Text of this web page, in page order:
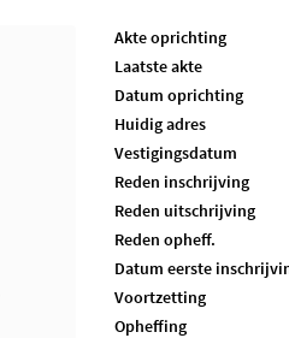
Akte oprichting
Laatste akte
Datum oprichting
Huidig adres
Vestigingsdatum
Reden inschrijving
Reden uitschrijving
Reden opheff.
Datum eerste
Voortzetting
Opheffing